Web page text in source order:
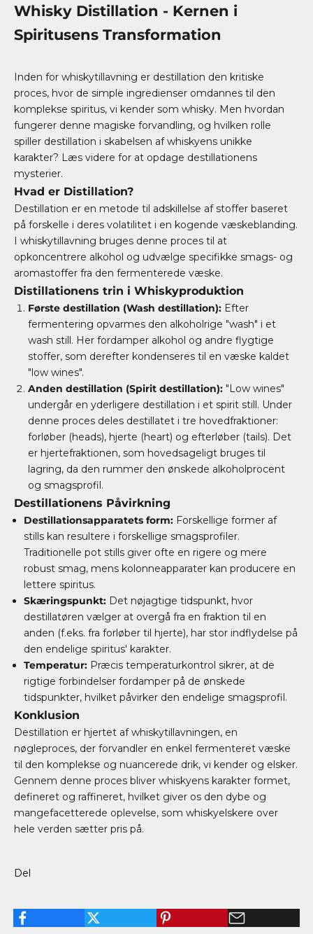
Whisky Distillation - Kernen i
Spiritusens Transformation
Inden for whiskytillavning er destillation den kritiske
proces, hvor de simple ingredienser omdannes til den
komplekse spiritus, vi kender som whisky. Men hvordan
fungerer denne magiske forvandling, og hvilken rolle
spiller destillation i skabelsen af whiskyens unikke
karakter? Læs videre for at opdage destillationens
mysterier.
Hvad er Distillation?
Destillation er en metode til adskillelse af stoffer baseret
på forskelle i deres volatilitet i en kogende væskeblanding.
I whiskytillavning bruges denne proces til at
opkoncentrere alkohol og udvælge specifikke smags- og
aromastoffer fra den fermenterede væske.
Distillationens trin i Whiskyproduktion
Første destillation (Wash destillation): Efter
fermentering opvarmes den alkoholrige "wash" i et
wash still. Her fordamper alkohol og andre flygtige
stoffer, som derefter kondenseres til en væske kaldet
"low wines".
Anden destillation (Spirit destillation): "Low wines"
undergår en yderligere destillation i et spirit still. Under
denne proces deles destillatet i tre hovedfraktioner:
forløber (heads), hjerte (heart) og efterløber (tails). Det
er hjertefraktionen, som hovedsageligt bruges til
lagring, da den rummer den ønskede alkoholprocent
og smagsprofil.
Destillationens Påvirkning
Destillationsapparatets form: Forskellige former af
stills kan resultere i forskellige smagsprofiler.
Traditionelle pot stills giver ofte en rigere og mere
robust smag, mens kolonneapparater kan producere en
lettere spiritus.
Skæringspunkt: Det nøjagtige tidspunkt, hvor
destillatøren vælger at overgå fra en fraktion til en
anden (f.eks. fra forløber til hjerte), har stor indflydelse på
den endelige spiritus' karakter.
Temperatur: Præcis temperaturkontrol sikrer, at de
rigtige forbindelser fordamper på de ønskede
tidspunkter, hvilket påvirker den endelige smagsprofil.
Konklusion
Destillation er hjertet af whiskytillavningen, en
nøgleproces, der forvandler en enkel fermenteret væske
til den komplekse og nuancerede drik, vi kender og elsker.
Gennem denne proces bliver whiskyens karakter formet,
defineret og raffineret, hvilket giver os den dybe og
mangefacetterede oplevelse, som whiskyelskere over
hele verden sætter pris på.
Del